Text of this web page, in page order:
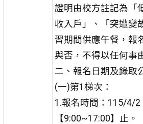
證明由校方註記為「
收入戶」、「突遭變
習期間供應午餐，報
與否，不得以任何事
二、報名日期及錄取
(一)第1梯次：
1.報名時間：115/4/2
【9:00~17:00】止。